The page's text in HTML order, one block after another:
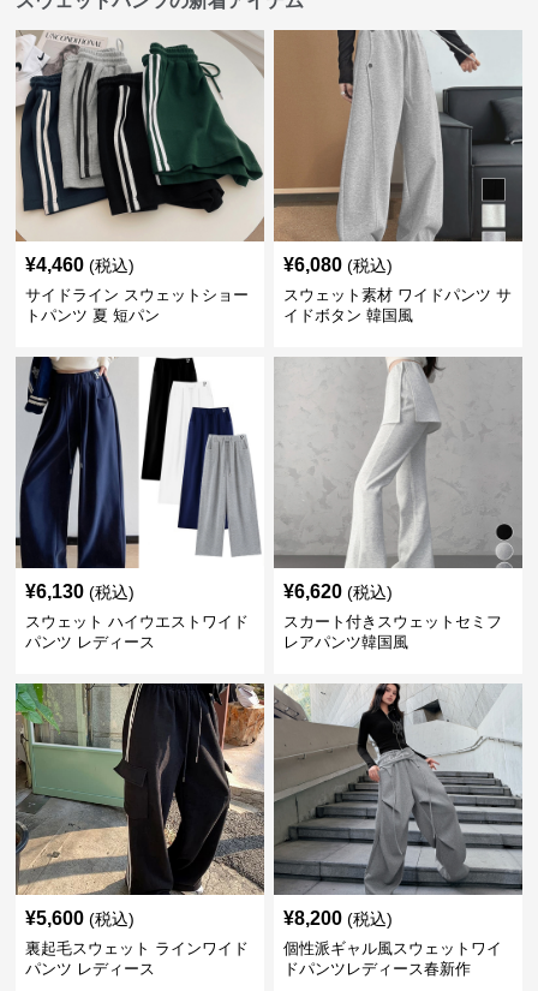
¥4,460 (税込)
サイドライン スウェットショー
トパンツ 夏 短パン
¥6,080 (税込)
スウェット素材 ワイドパンツ サ
イドボタン 韓国風
¥6,130 (税込)
スウェット ハイウエストワイド
パンツ レディース
¥6,620 (税込)
スカート付きスウェットセミフ
レアパンツ韓国風
¥5,600 (税込)
裏起毛スウェット ラインワイド
パンツ レディース
¥8,200 (税込)
個性派ギャル風スウェットワイ
ドパンツレディース春新作